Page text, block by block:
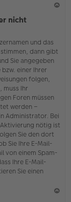
b
en
nicht
und das
dann gibt
Sie angegeben
bzw. einer Ihrer
folgen,
muss Ihr
Foren müssen
werden –
Administrator. Bei
nötig ist
Sie den dort
Sie Ihre E-Mail-
von einem Spam-
Ihre E-Mail-
Sie einen